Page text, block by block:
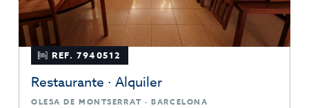
REF. 7940512
Restaurante · Alquiler
OLESA DE MONTSERRAT · BARCELONA